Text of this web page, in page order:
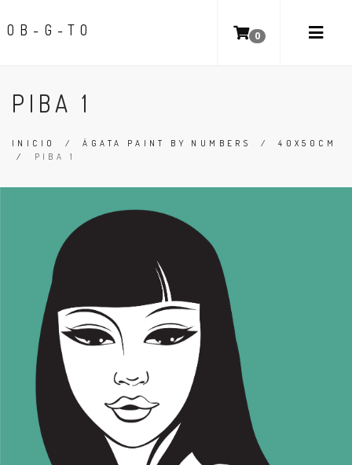
OB-G-TO 0
PIBA 1
INICIO /ÁGATA PAINT BY NUMBERS /40X50CM
/ PIBA 1